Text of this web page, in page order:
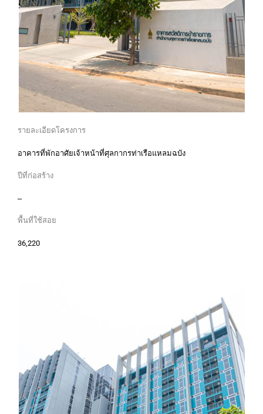
รายละเอียดโครงการ
อาคารที่พักอาศัยเจ้าหน้าที่ศุลกากรท่าเรือแหลมฉบัง
ปีที่ก่อสร้าง
–
พื้นที่ใช้สอย
36,220